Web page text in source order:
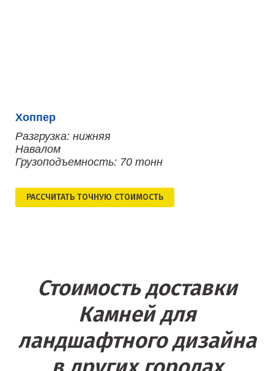
Хоппер
Разгрузка: нижняя
Навалом
Грузоподъемность: 70 тонн
РАСCЧИТАТЬ ТОЧНУЮ СТОИМОСТЬ
Стоимость доставки
Камней для
ландшафтного дизайна